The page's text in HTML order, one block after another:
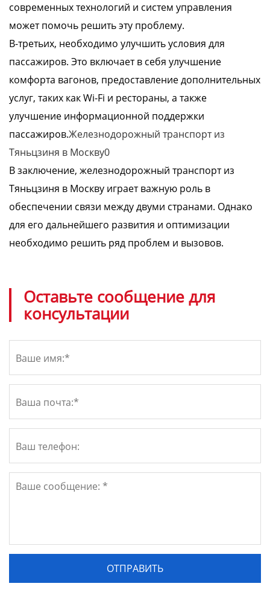
современных технологий и систем управления
может помочь решить эту проблему.
В-третьих, необходимо улучшить условия для
пассажиров. Это включает в себя улучшение
комфорта вагонов, предоставление дополнительных
услуг, таких как Wi-Fi и рестораны, а также
улучшение информационной поддержки
пассажиров.Железнодорожный транспорт из
Тяньцзиня в Москву0
В заключение, железнодорожный транспорт из
Тяньцзиня в Москву играет важную роль в
обеспечении связи между двуми странами. Однако
для его дальнейшего развития и оптимизации
необходимо решить ряд проблем и вызовов.
Оставьте сообщение для
консультации